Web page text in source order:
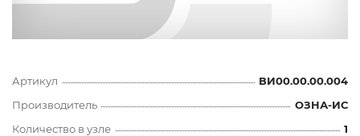
Артикул
ВИ00.00.00.004
Производитель
ОЗНА-ИС
Количество в узле
1